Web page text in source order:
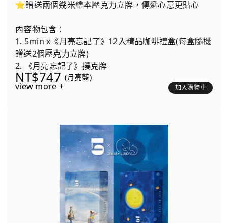
⭐贈送兩個幾米繪本壓克力立牌，傳遞心意更貼心
內容物包含：
1. 5min x《月亮忘記了》12入精品咖啡禮盒(每盒隨機
贈送2個壓克力立牌)
2. 《月亮忘記了》撲克牌
NT$747 (月亮藍)
view more + 加入購物車